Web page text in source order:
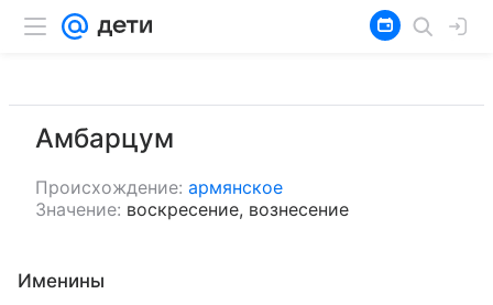
Амбарцум
Происхождение: армянское
Значение: воскресение, вознесение
Именины